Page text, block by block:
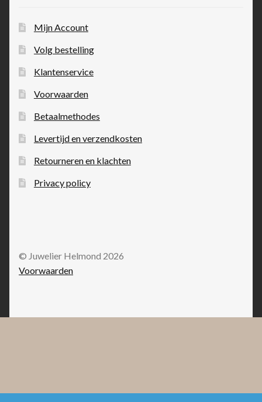
Mijn Account
Volg bestelling
Klantenservice
Voorwaarden
Betaalmethodes
Levertijd en verzendkosten
Retourneren en klachten
Privacy policy
© Juwelier Helmond 2026
Voorwaarden